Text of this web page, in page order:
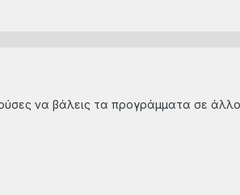
να βάλεις τα προγράμματα σε